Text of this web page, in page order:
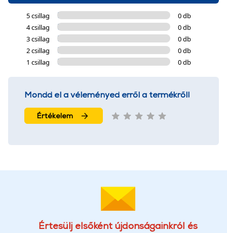
5 csillag
0 db
4 csillag
0 db
3 csillag
0 db
2 csillag
0 db
1 csillag
0 db
Mondd el a véleményed erről a termékről!
Értékelem
Értesülj elsőként újdonságainkról és